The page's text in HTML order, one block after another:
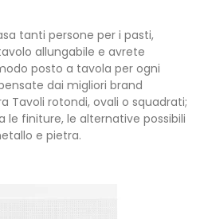
tanti persone per i pasti,
allungabile e avrete
posto a tavola per ogni
dai migliori brand
Tavoli rotondi, ovali o squadrati;
le finiture, le alternative possibili
e pietra.